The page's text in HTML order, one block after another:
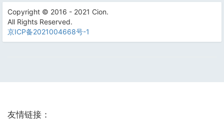
Copyright © 2016 - 2021 Cion.
All Rights Reserved.
京ICP备2021004668号-1
友情链接：